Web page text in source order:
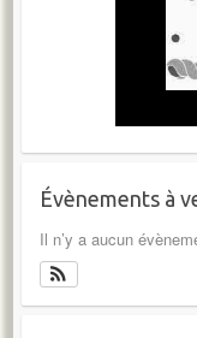
Évènements à
Il n’y a aucun